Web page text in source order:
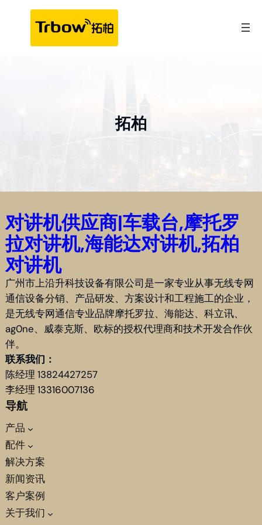
拓柏
对讲机供应商|车载台,摩托罗
拉对讲机,海能达对讲机,拓柏
对讲机
广州市上沿升科技设备有限公司是一家专业从事无线专网
通信设备分销、产品研发、方案设计和工程施工的企业，
是无线专网通信专业品牌摩托罗拉、海能达、科立讯、
ag0ne、威泰克斯、欧标的授权代理商和技术开发合作伙
伴。
联系我们：
陈经理 13824427257
李经理 13316007136
导航
产品
配件
解决方案
新闻资讯
客户案例
关于我们